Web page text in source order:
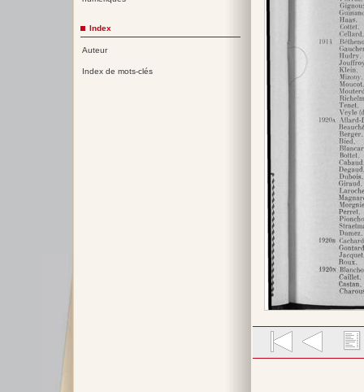
Index
Auteur
Index de mots-clés